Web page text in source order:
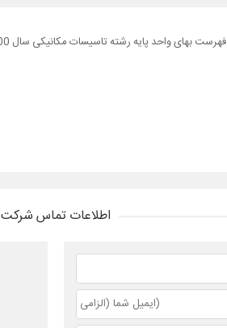
فهرست بهای واحد پایه رشته تاسیسات مکانیکی سال 1400
اطلاعات تماس شرکت